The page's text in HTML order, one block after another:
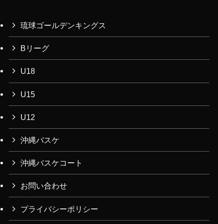
ブ
琉球ゴールデンキングス
Bリーグ
U18
U15
U12
沖縄バスケ
沖縄バスケコート
お問い合わせ
プライバシーポリシー